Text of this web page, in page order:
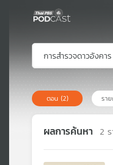
ตอน (2) รา
ผลการค้นหา 2